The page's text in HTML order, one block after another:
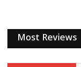
Most Reviews